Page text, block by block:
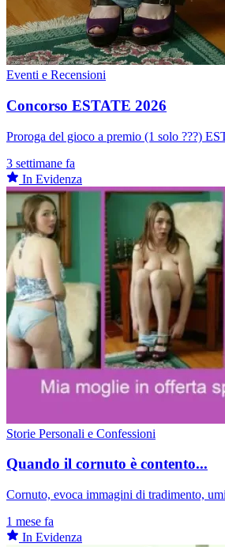
Eventi e Recensioni
Concorso ESTATE 2026
Proroga del gioco a premio (1 solo ???)
3 settimane fa
In Evidenza
Storie Personali e Confessioni
Quando il cornuto è contento...
Cornuto, evoca immagini di tradimento,
1 mese fa
In Evidenza